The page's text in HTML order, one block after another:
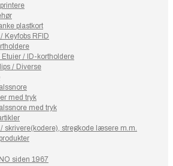
plastkort
Keyfobs RFID
Etuier / ID-kortholdere
/ Diverse
med tryk
med tryk
skrivere(kodere), stregkode læsere m.m.
siden 1967